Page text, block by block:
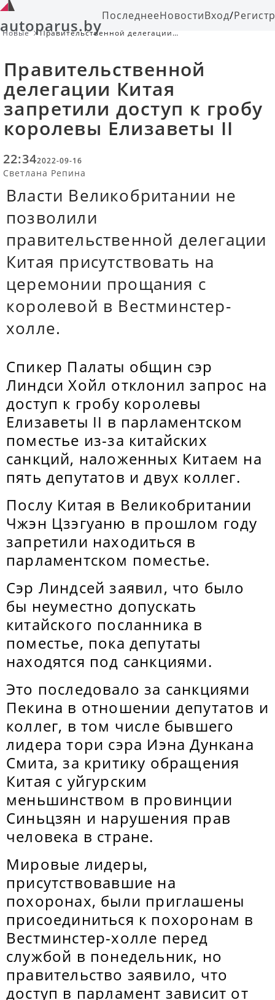
autoparus.byПоследнееНовостиВход/
Новые
Правительственной делегации
Правительственной
делегации Китая
запретили доступ к гробу
королевы Елизаветы II
22:342022-09-16
Светлана Репина
Власти Великобритании не
позволили
правительственной делегации
Китая присутствовать на
церемонии прощания с
королевой в Вестминстер-
холле.
Спикер Палаты общин сэр
Линдси Хойл отклонил запрос на
доступ к гробу королевы
Елизаветы II в парламентском
поместье из-за китайских
санкций, наложенных Китаем на
пять депутатов и двух коллег.
Послу Китая в Великобритании
Чжэн Цзэгуаню в прошлом году
запретили находиться в
парламентском поместье.
Сэр Линдсей заявил, что было
бы неуместно допускать
китайского посланника в
поместье, пока депутаты
находятся под санкциями.
Это последовало за санкциями
Пекина в отношении депутатов и
коллег, в том числе бывшего
лидера тори сэра Иэна Дункана
Смита, за критику обращения
Китая с уйгурским
меньшинством в провинции
Синьцзян и нарушения прав
человека в стране.
Мировые лидеры,
присутствовавшие на
похоронах, были приглашены
присоединиться к похоронам в
Вестминстер-холле перед
службой в понедельник, но
правительство заявило, что
доступ в парламент зависит от